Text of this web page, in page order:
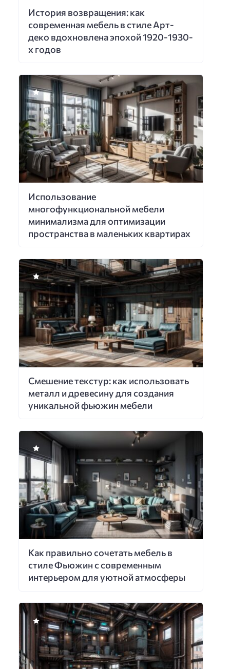
История возвращения: как
современная мебель в стиле Арт-
деко вдохновлена эпохой 1920-1930-
х годов
Использование
многофункциональной мебели
минимализма для оптимизации
пространства в маленьких квартирах
Смешение текстур: как использовать
металл и древесину для создания
уникальной фьюжин мебели
Как правильно сочетать мебель в
стиле Фьюжин с современным
интерьером для уютной атмосферы